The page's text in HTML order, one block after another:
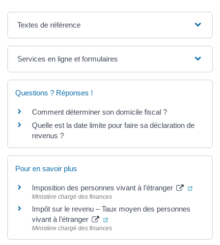
Textes de référence
Services en ligne et formulaires
Questions ? Réponses !
Comment déterminer son domicile fiscal ?
Quelle est la date limite pour faire sa déclaration de
revenus ?
Pour en savoir plus
Imposition des personnes vivant à l’étranger
Ministère chargé des finances
Impôt sur le revenu – Taux moyen des personnes
vivant à l’étranger
(ouverture dans un nouvel onglet)
Ministère chargé des finances